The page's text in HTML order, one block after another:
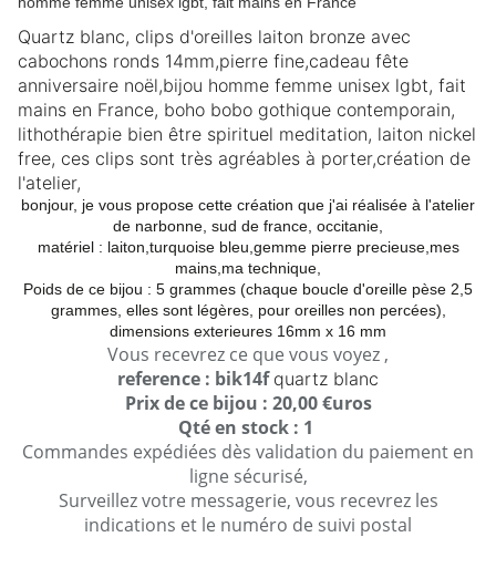
Quartz blanc, clips d'oreilles laiton bronze avec
cabochons ronds 14mm,pierre fine,cadeau fête
anniversaire noël,bijou homme femme unisex lgbt, fait
mains en France, boho bobo gothique contemporain,
lithothérapie bien être spirituel meditation, laiton nickel
free, ces clips sont très agréables à porter,création de
l'atelier,
bonjour, je vous propose cette création que j'ai réalisée à l'atelier
de narbonne, sud de france, occitanie,
matériel : laiton,turquoise bleu,gemme pierre precieuse,mes
mains,ma technique,
Poids de ce bijou : 5 grammes (chaque boucle d'oreille pèse 2,5
grammes, elles sont légères, pour oreilles non percées),
dimensions exterieures 16mm x 16 mm
Vous recevrez ce que vous voyez ,
reference : bik14f quartz blanc
Prix de ce bijou : 20,00 €uros
Qté en stock : 1
Commandes expédiées dès validation du paiement en
ligne sécurisé,
Surveillez votre messagerie, vous recevrez les
indications et le numéro de suivi postal